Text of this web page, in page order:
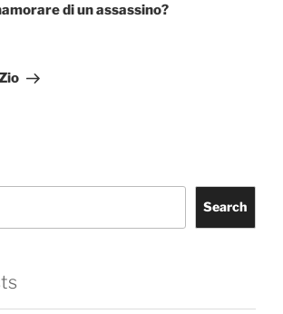
di un assassino?
Search